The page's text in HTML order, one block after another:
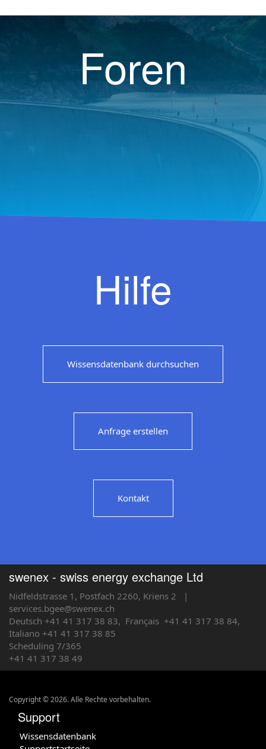
Foren
Hilfe
Wissensdatenbank durchsuchen
Anfrage erstellen
Kontakt
swenex - swiss energy exchange Ltd
Nidfeldstrasse 1, Postfach 2260, Kriens 2
|
services.bgee@swenex.ch
Deutsch +41 41 317 38 83, Français +41 41 317 38 84,
Italiano +41 41 317 38 85
Scheduling 7/365
+41 41 317 38 49
Copyright © 2026. Alle Rechte vorbehalten.
Support
Wissensdatenbank